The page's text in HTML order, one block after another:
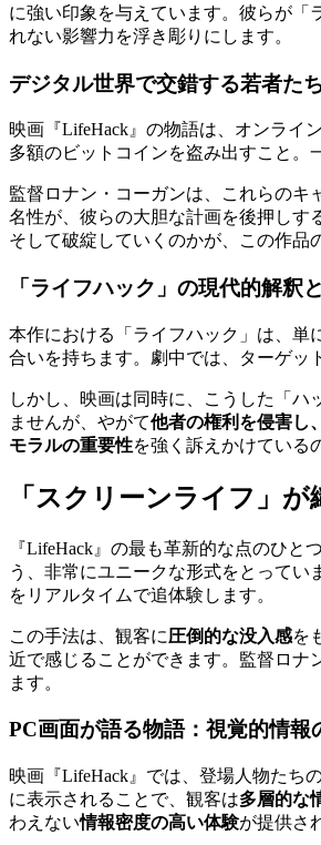
に強い印象を与えています。彼らが「
れない影響力を浮き彫りにします。
デジタル世界で交錯する若者た
映画『LifeHack』の物語は、オンライ
多額のビットコインを盗み出すこと。
監督ロナン・コーガンは、これらのキ
名性が、彼らの大胆な計画を後押しす
そして破綻していくのかが、この作品
「ライフハック」の現代的解釈
本作における「ライフハック」は、単
合いを持ちます。劇中では、ターゲッ
しかし、映画は同時に、こうした「ハ
ませんが、やがて他者の権利を侵害し
モラルの重要性を強く訴えかけている
「スクリーンライフ」
『LifeHack』の最も革新的な点のひと
う、非常にユニークな形式をとってい
をリアルタイムで追体験します。
この手法は、観客に圧倒的な没入感を
近で感じることができます。監督ロナ
ます。
PC画面が語る物語：視覚的情報
映画『LifeHack』では、登場人物たち
に表示されることで、観客は多層的な
わえない情報密度の高い体験が提供さ